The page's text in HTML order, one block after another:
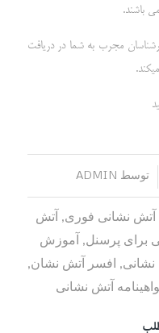
مجرب به شما در دریافت
توسط ADMIN
آتش نشانی فوری, آتش
برای پرسنل, آموزش
, افسر آتش نشان,
آتش نشانی